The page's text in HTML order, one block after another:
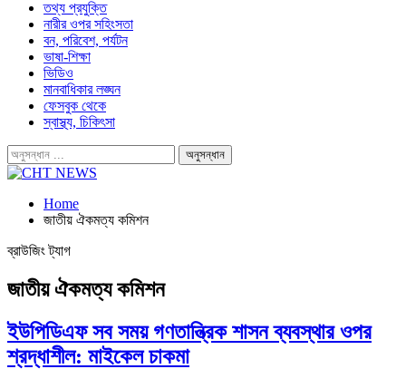
তথ্য প্রযুক্তি
নারীর ওপর সহিংসতা
বন, পরিবেশ, পর্যটন
ভাষা-শিক্ষা
ভিডিও
মানবাধিকার লঙ্ঘন
ফেসবুক থেকে
স্বাস্থ্য, চিকিৎসা
Home
জাতীয় ঐকমত্য কমিশন
ব্রাউজিং ট্যাগ
জাতীয় ঐকমত্য কমিশন
ইউপিডিএফ সব সময় গণতান্ত্রিক শাসন ব্যবস্থার ওপর
শ্রদ্ধাশীল: মাইকেল চাকমা